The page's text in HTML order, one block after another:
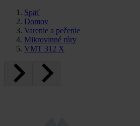
Späť
Domov
Varenie a pečenie
Mikrovlnné rúry
VMT 312 X